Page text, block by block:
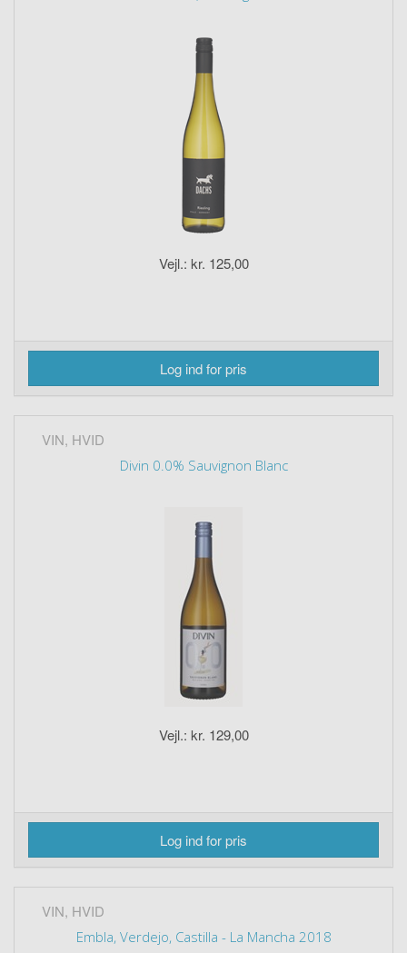
Vejl.: kr. 125,00
Log ind for pris
VIN, HVID
Divin 0.0% Sauvignon Blanc
Vejl.: kr. 129,00
Log ind for pris
VIN, HVID
Embla, Verdejo, Castilla - La Mancha 2018